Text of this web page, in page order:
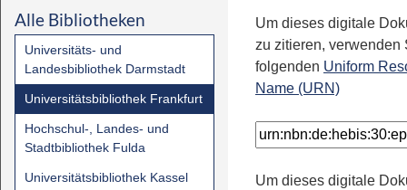
Alle Bibliotheken
Universitäts- und
Landesbibliothek Darmstadt
Universitätsbibliothek Frankfurt
Hochschul-, Landes- und
Stadtbibliothek Fulda
Universitätsbibliothek Kassel
Um dieses digitale
zu zitieren, verwenden
folgenden Uniform
Name (URN)
Um dieses digitale